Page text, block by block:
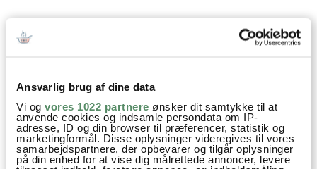
Ansvarlig brug af dine data
Vi og vores 1022 partnere ønsker dit samtykke til at
anvende cookies og indsamle persondata om IP-
adresse, ID og din browser til præferencer, statistik og
marketingformål. Disse oplysninger videregives til vores
samarbejdspartnere, der opbevarer og tilgår oplysninger
på din enhed for at vise dig målrettede annoncer, levere
Prøv også